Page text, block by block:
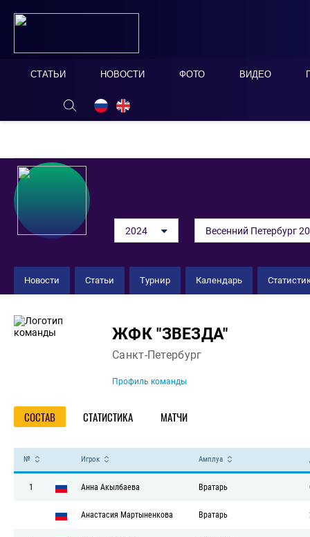
СТАТЬИ НОВОСТИ ФОТО ВИДЕО
ОНЛАЙН ТАБЛО СКРЫТЬ
2024 Весенний Петербург
Новости Статьи Турнир Календарь
Команда
ЖФК "ЗВЕЗДА"
Санкт-Петербург
Профиль команды
СОСТАВ СТАТИСТИКА МАТЧИ
№ Игрок Амплуа
1 Анна Акылбаева Вратарь
Анастасия Мартыненкова Вратарь